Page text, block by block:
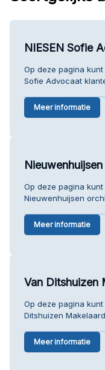
NIESEN Sofie
Op deze pagina kunt
Sofie Advocaat
Meer informatie
Op deze pagina
Nieuwenhuijsen
Meer informatie
Van Ditshuizen
Op deze pagina
Ditshuizen
Meer informatie